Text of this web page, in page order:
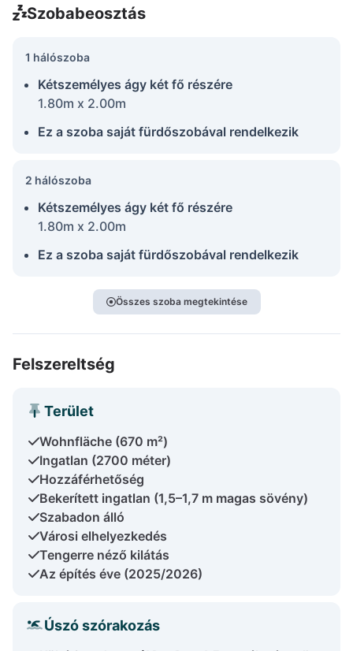
Szobabeosztás
1 hálószoba
Kétszemélyes ágy két fő részére
1.80m x 2.00m
Ez a szoba saját fürdőszobával rendelkezik
2 hálószoba
Kétszemélyes ágy két fő részére
1.80m x 2.00m
Ez a szoba saját fürdőszobával rendelkezik
Összes szoba megtekintése
Felszereltség
Terület
Wohnfläche (670 m²)
Ingatlan (2700 méter)
Hozzáférhetőség
Bekerített ingatlan (1,5–1,7 m magas sövény)
Szabadon álló
Városi elhelyezkedés
Tengerre néző kilátás
Az építés éve (2025/2026)
Úszó szórakozás